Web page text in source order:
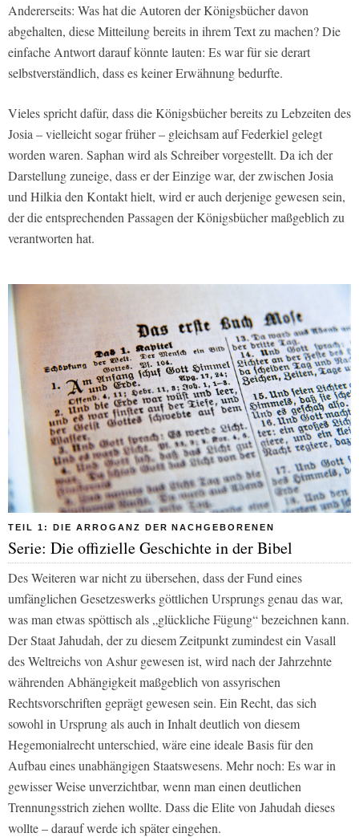
Andererseits: Was hat die Autoren der Königsbücher davon
abgehalten, diese Mitteilung bereits in ihrem Text zu machen? Die
einfache Antwort darauf könnte lauten: Es war für sie derart
selbstverständlich, dass es keiner Erwähnung bedurfte.
Vieles spricht dafür, dass die Königsbücher bereits zu Lebzeiten des
Josia – vielleicht sogar früher – gleichsam auf Federkiel gelegt
worden waren. Saphan wird als Schreiber vorgestellt. Da ich der
Darstellung zuneige, dass er der Einzige war, der zwischen Josia
und Hilkia den Kontakt hielt, wird er auch derjenige gewesen sein,
der die entsprechenden Passagen der Königsbücher maßgeblich zu
verantworten hat.
TEIL 1: DIE ARROGANZ DER NACHGEBORENEN
Serie: Die offizielle Geschichte in der Bibel
Des Weiteren war nicht zu übersehen, dass der Fund eines
umfänglichen Gesetzeswerks göttlichen Ursprungs genau das war,
was man etwas spöttisch als „glückliche Fügung“ bezeichnen kann.
Der Staat Jahudah, der zu diesem Zeitpunkt zumindest ein Vasall
des Weltreichs von Ashur gewesen ist, wird nach der Jahrzehnte
währenden Abhängigkeit maßgeblich von assyrischen
Rechtsvorschriften geprägt gewesen sein. Ein Recht, das sich
sowohl in Ursprung als auch in Inhalt deutlich von diesem
Hegemonialrecht unterschied, wäre eine ideale Basis für den
Aufbau eines unabhängigen Staatswesens. Mehr noch: Es war in
gewisser Weise unverzichtbar, wenn man einen deutlichen
Trennungsstrich ziehen wollte. Dass die Elite von Jahudah dieses
wollte – darauf werde ich später eingehen.